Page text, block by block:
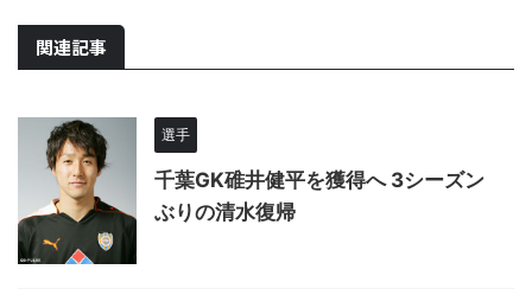
関連記事
選手
千葉GK碓井健平を獲得へ 3シーズン
ぶりの清水復帰